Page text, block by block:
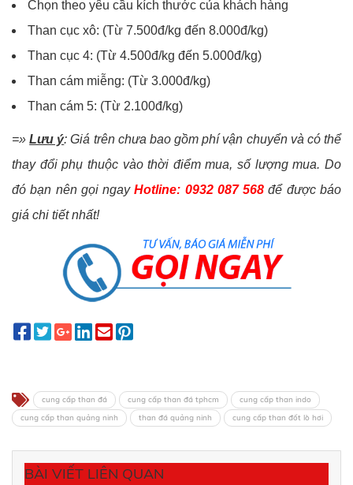
Chọn theo yêu cầu kích thước của khách hàng
Than cục xô: (Từ 7.500đ/kg đến 8.000đ/kg)
Than cục 4: (Từ 4.500đ/kg đến 5.000đ/kg)
Than cám miễng: (Từ 3.000đ/kg)
Than cám 5: (Từ 2.100đ/kg)
=»Lưu ý: Giá trên chưa bao gồm phí vận chuyển và có thể
thay đổi phụ thuộc vào thời điểm mua, số lượng mua. Do
đó bạn nên gọi ngayHotline: 0932 087 568 để được báo
giá chi tiết nhất!
cung cấp than đá cung cấp than đá tphcm
cung cấp than indo
cung cấp than quảng ninh
than đá quảng ninh cung cấp than đốt lò hơi
BÀI VIẾT LIÊN QUAN